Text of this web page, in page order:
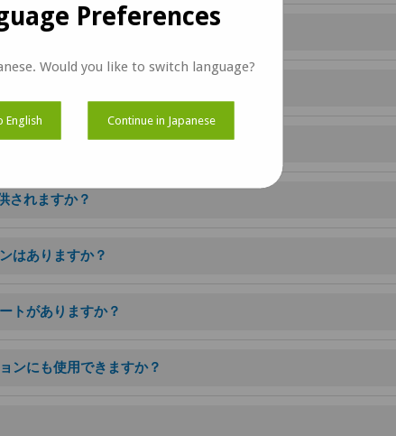
製造されていますか？
されますか？
はありますか？
トがありますか？
ンにも使用できますか？
Preferences
Would you like to switch language?
English Continue in Japanese